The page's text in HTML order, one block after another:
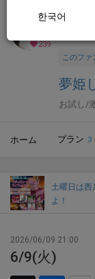
한국어
239
全年齢向
このファ
夢姫
お試し/
ホーム プラン 3
土曜日は西
よ！
2026/06/09 21:00
6/9(火)